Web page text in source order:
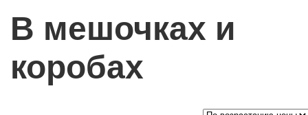
В мешочках и
коробах